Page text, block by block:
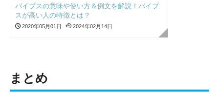
バイブスの意味や使い方＆例文を解説！バイブ
スが高い人の特徴とは？
2020年05月01日 2024年02月14日
まとめ